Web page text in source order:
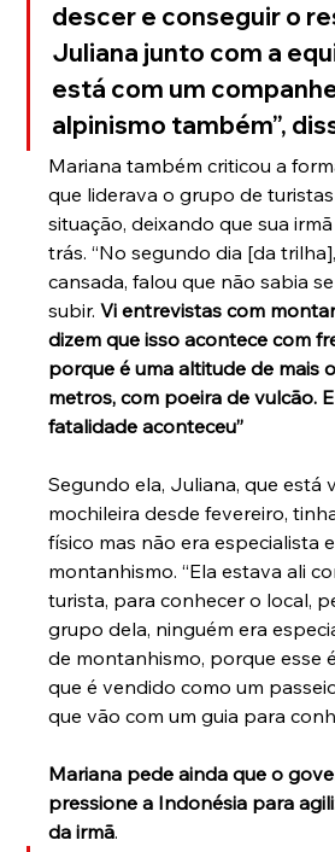
descer e conseguir o
Juliana junto com a
está com um
alpinismo também”,
Mariana também criticou a
que liderava o grupo de
situação, deixando que sua
trás. “No segundo dia [da
cansada, falou que não sabia
subir. Vi entrevistas com
dizem que isso acontece com
porque é uma altitude de mais
metros, com poeira de vulcão.
fatalidade aconteceu”
Segundo ela, Juliana, que está
mochileira desde fevereiro,
físico mas não era especialista
montanhismo. “Ela estava ali
turista, para conhecer o local,
grupo dela, ninguém era
de montanhismo, porque esse
que é vendido como um
que vão com um guia para
Mariana pede ainda que o
pressione a Indonésia para
da irmã.